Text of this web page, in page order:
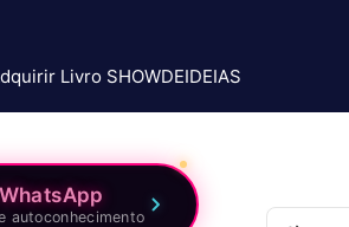
Livro SHOWDEIDEIAS
autoconhecimento